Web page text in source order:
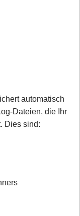
automatisch
Dateien, die Ihr
Dies sind: